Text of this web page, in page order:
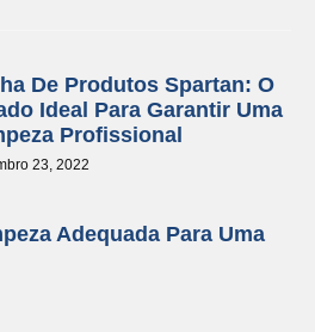
De Produtos Spartan: O
Ideal Para Garantir Uma
Profissional
23, 2022
Adequada Para Uma